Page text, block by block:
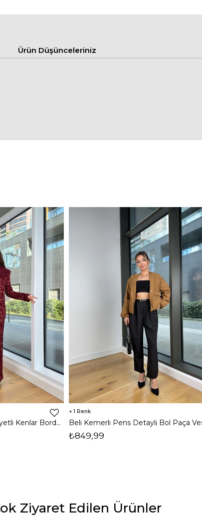
Ürün Düşünceleriniz
Yüksek Bel Bol Paça Payetli Kenlar Bordo Kadın Pantolon 25K348
1
₺849,99
Ziyaret Edilen Ürünler